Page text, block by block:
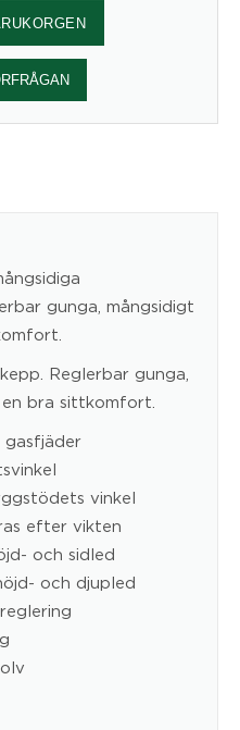
gunga, mångsidigt
Reglerbar gunga,
bra sittkomfort.
gasfjäder
vinkel
efter vikten
och sidled
och djupled